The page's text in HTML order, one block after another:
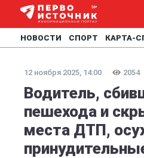
НОВОСТИ СПОРТ КАРТА-
12 ноября 2025, 14:00 2054
Водитель,
пешехода и
места ДТП,